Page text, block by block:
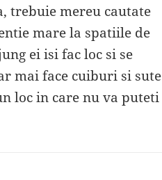
trebuie mereu cautate
mare la spatiile de
ei isi fac loc si se
mai face cuiburi si sute
loc in care nu va puteti